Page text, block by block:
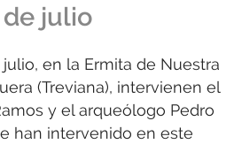
de julio
en la Ermita de Nuestra
(Treviana), intervienen el
y el arqueólogo Pedro
han intervenido en este